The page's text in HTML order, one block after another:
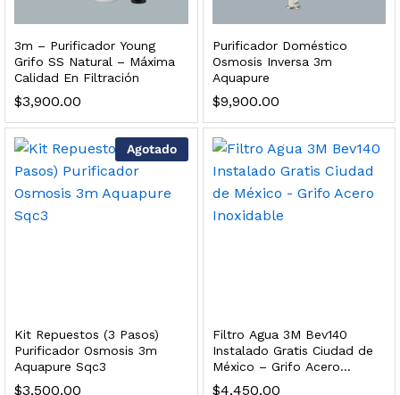
3m – Purificador Young
Grifo SS Natural – Máxima
Calidad En Filtración
$3,900.00
Purificador Doméstico
Osmosis Inversa 3m
Aquapure
$9,900.00
Agotado
Kit Repuestos (3 Pasos)
Purificador Osmosis 3m
Aquapure Sqc3
$3,500.00
Filtro Agua 3M Bev140
Instalado Gratis Ciudad de
México – Grifo Acero
Inoxidable
$4,450.00
Finefilt – Kit de Repuestos 2 Etapas 2.5×10 | Cartucho de Sedimentos + Carbón Activado en Bloque
250.00
999.00
al carrito